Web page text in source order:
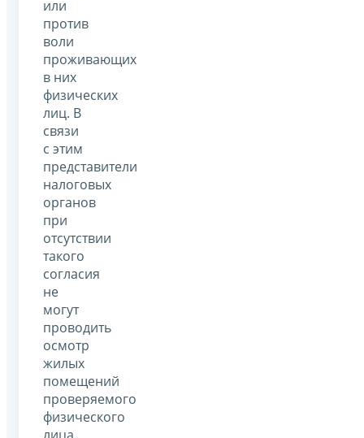
или
против
воли
проживающих
в них
физических
лиц. В
связи
с этим
представители
налоговых
органов
при
отсутствии
такого
согласия
не
могут
проводить
осмотр
жилых
помещений
проверяемого
физического